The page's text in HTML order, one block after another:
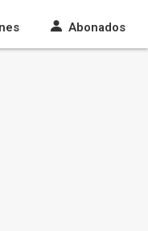
Abonados